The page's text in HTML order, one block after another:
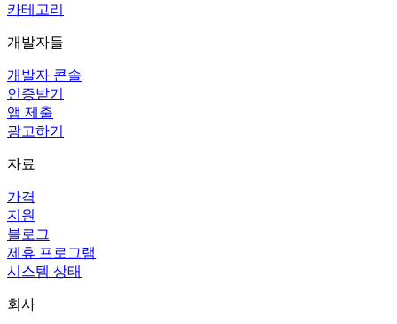
카테고리
개발자들
개발자 콘솔
인증받기
앱 제출
광고하기
자료
가격
지원
블로그
제휴 프로그램
시스템 상태
회사